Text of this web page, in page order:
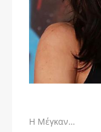
Η Μέγκαν…